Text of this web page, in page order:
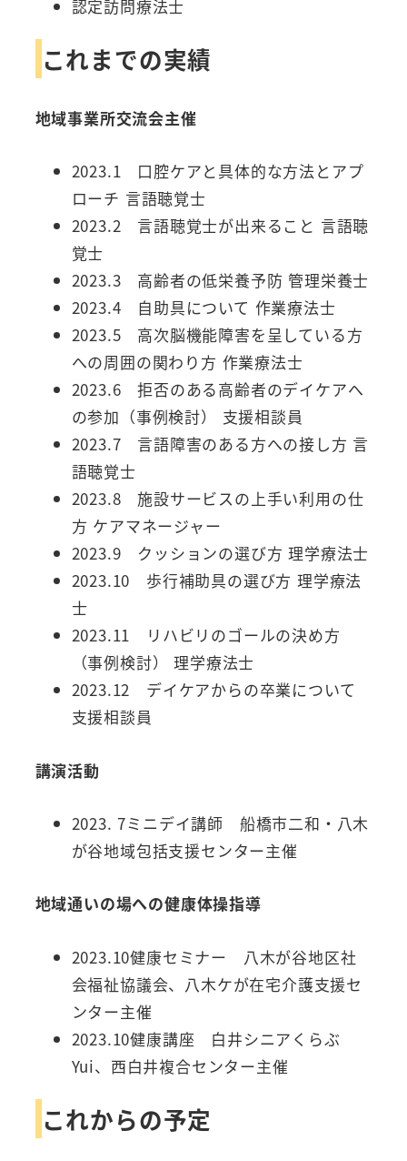
認定訪問療法士
これまでの実績
地域事業所交流会主催
2023.1 口腔ケアと具体的な方法とアプ
ローチ 言語聴覚士
2023.2 言語聴覚士が出来ること 言語聴
覚士
2023.3 高齢者の低栄養予防 管理栄養士
2023.4 自助具について 作業療法士
2023.5 高次脳機能障害を呈している方
への周囲の関わり方 作業療法士
2023.6 拒否のある高齢者のデイケアへ
の参加（事例検討） 支援相談員
2023.7 言語障害のある方への接し方 言
語聴覚士
2023.8 施設サービスの上手い利用の仕
方 ケアマネージャー
2023.9 クッションの選び方 理学療法士
2023.10 歩行補助具の選び方 理学療法
士
2023.11 リハビリのゴールの決め方
（事例検討） 理学療法士
2023.12 デイケアからの卒業について
支援相談員
講演活動
2023. 7ミニデイ講師 船橋市二和・八木
が谷地域包括支援センター主催
地域通いの場への健康体操指導
2023.10健康セミナー 八木が谷地区社
会福祉協議会、八木ケが在宅介護支援セ
ンター主催
2023.10健康講座 白井シニアくらぶ
Yui、西白井複合センター主催
これからの予定